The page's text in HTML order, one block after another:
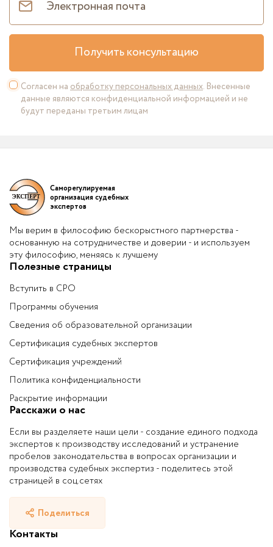
формирует доверие к институту
негосударственной судебной экспертизы и
укрепляет авторитет профессионального
сообщества в целом. Миссия нашей
компании состоит в подготовке
объективных, доказательных и юридически
состоятельных экспертных заключений,
способных выдерживать судебную
организации в данной сфере, полностью
созвучен нашим профессиональным
принципам: точности, ответственности,
соблюдению стандартов, страхованию
профессиональной ответственности,
постоянному повышению квалификации и
уважению к судебной процедуре.
Благодарим Вас за проделанную работу, за
экспертам и за вклад в развитие
качественной независимой судебной
экспертизы в Российской Федерации.
Огородников Сергей Сергеевич
Получить консультацию
Согласен на обработку персональных данных. Внесенные
данные являются конфиденциальной информацией и не
будут переданы третьим лицам
Саморегулируемая
организация судебных
экспертов
Мы верим в философию бескорыстного партнерства -
основанную на сотрудничестве и доверии - и используем
эту философию, меняясь к лучшему
Полезные страницы
Вступить в СРО
Программы обучения
Сведения об образовательной организации
Сертификация судебных экспертов
Сертификация учреждений
Политика конфиденциальности
Раскрытие информации
Расскажи о нас
Если вы разделяете наши цели - создание единого подхода
экспертов к производству исследований и устранение
пробелов законодательства в вопросах организации и
производства судебных экспертиз - поделитесь этой
страницей в соц.сетях
Поделиться
Контакты